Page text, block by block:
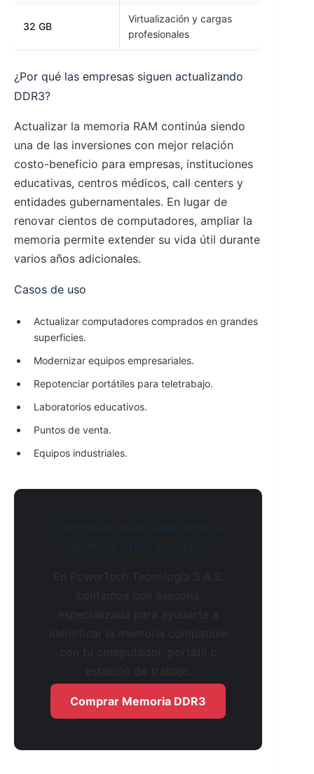
32 GB
Virtualización y cargas
profesionales
¿Por qué las empresas siguen actualizando
DDR3?
Actualizar la memoria RAM continúa siendo
una de las inversiones con mejor relación
costo-beneficio para empresas, instituciones
educativas, centros médicos, call centers y
entidades gubernamentales. En lugar de
renovar cientos de computadores, ampliar la
memoria permite extender su vida útil durante
varios años adicionales.
Casos de uso
Actualizar computadores comprados en grandes
superficies.
Modernizar equipos empresariales.
Repotenciar portátiles para teletrabajo.
Laboratorios educativos.
Puntos de venta.
Equipos industriales.
¿Necesitas ayuda para elegir la
memoria DDR3 correcta?
En PowerTech Tecnología S.A.S.
contamos con asesoría
especializada para ayudarte a
identificar la memoria compatible
estación de trabajo.
Comprar Memoria DDR3